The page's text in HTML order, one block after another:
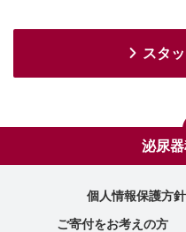
スタ
泌尿
個人情報保護方針
ご寄付をお考えの方